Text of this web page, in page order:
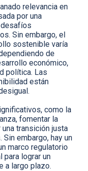
relevancia en
por una
Sin embargo, el
sostenible varía
de
económico,
política. Las
están
como la
fomentar la
transición justa
embargo, hay un
marco regulatorio
para lograr un
a largo plazo.